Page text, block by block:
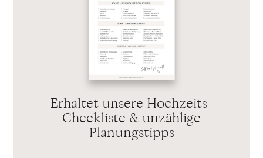
Erhaltet unsere Hochzeits-
Checkliste & unzählige
Planungstipps